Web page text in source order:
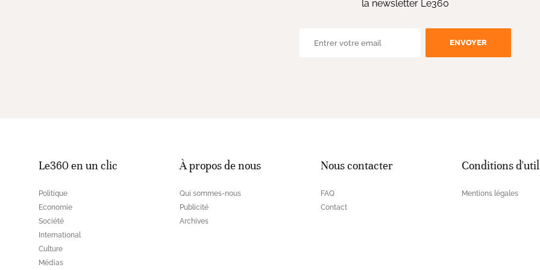
la newsletter Le360
ENVOYER
Le360 en un clic
Politique
Economie
Société
International
Culture
Médias
À propos de nous
Qui sommes-nous
Publicité
Archives
Nous contacter
FAQ
Contact
Conditions
Mentions légales